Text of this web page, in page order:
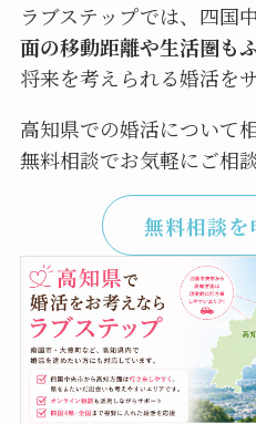
ラブステップでは、四国
面の移動距離や生活圏も
将来を考えられる婚活を
高知県での婚活について
無料相談でお気軽にご相
無料相談を